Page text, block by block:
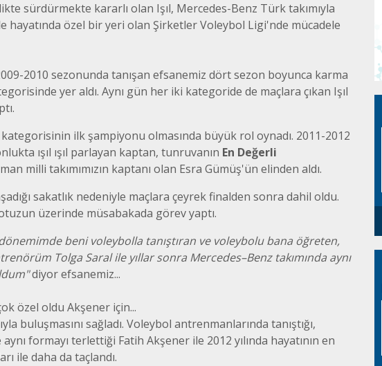
sürdürmekte kararlı olan Işıl, Mercedes-Benz Türk takımıyla
hayatında özel bir yeri olan Şirketler Voleybol Ligi'nde mücadele
2010 sezonunda tanışan efsanemiz dört sezon boyunca karma
yer aldı. Aynı gün her iki kategoride de maçlara çıkan Işıl
ilk şampiyonu olmasında büyük rol oynadı. 2011-2012
ışıl ışıl parlayan kaptan, tunruvanın En Değerli
milli takımımızın kaptanı olan Esra Gümüş'ün elinden aldı.
sakatlık nedeniyle maçlara çeyrek finalden sonra dahil oldu.
üzerinde müsabakada görev yaptı.
beni voleybolla tanıştıran ve voleybolu bana öğreten,
Tolga Saral ile yıllar sonra Mercedes–Benz takımında aynı
diyor efsanemiz...
özel oldu Akşener için...
buluşmasını sağladı. Voleybol antrenmanlarında tanıştığı,
formayı terlettiği Fatih Akşener ile 2012 yılında hayatının en
ile daha da taçlandı.
bu haftaki konuğu
Benz Türk’ün Prensi
Yalçın"
Türkiye İş Bankası çatısı altında;
Türkiye İş Bankası, Anadolu Sigorta
ve Anadolu Hayat Emeklilik
formalarıyla ligimizde 2011 yılında